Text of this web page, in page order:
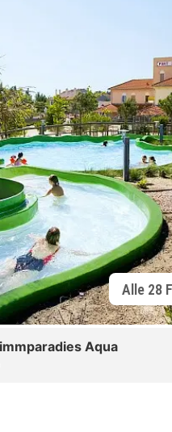
Alle 28
Aqua